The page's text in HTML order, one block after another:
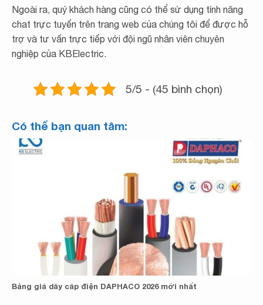
Ngoài ra, quý khách hàng cũng có thể sử dụng tính năng
chat trực tuyến trên trang web của chúng tôi để được hỗ
trợ và tư vấn trực tiếp với đội ngũ nhân viên chuyên
nghiệp của KBElectric.
5/5 - (45 bình chọn)
Có thể bạn quan tâm:
Bảng giá dây cáp điện DAPHACO 2026 mới nhất